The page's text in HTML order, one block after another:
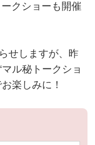
クショーも開催
せしますが、昨
ル秘トークショ
楽しみに！